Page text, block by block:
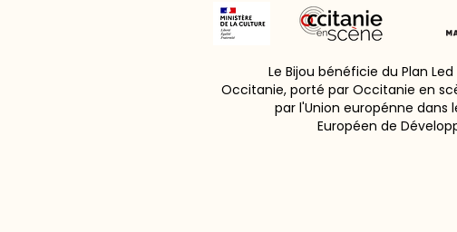
Le Bijou bénéficie du Plan
Occitanie, porté par Occitanie en
par l'Union europénne dans
Européen de